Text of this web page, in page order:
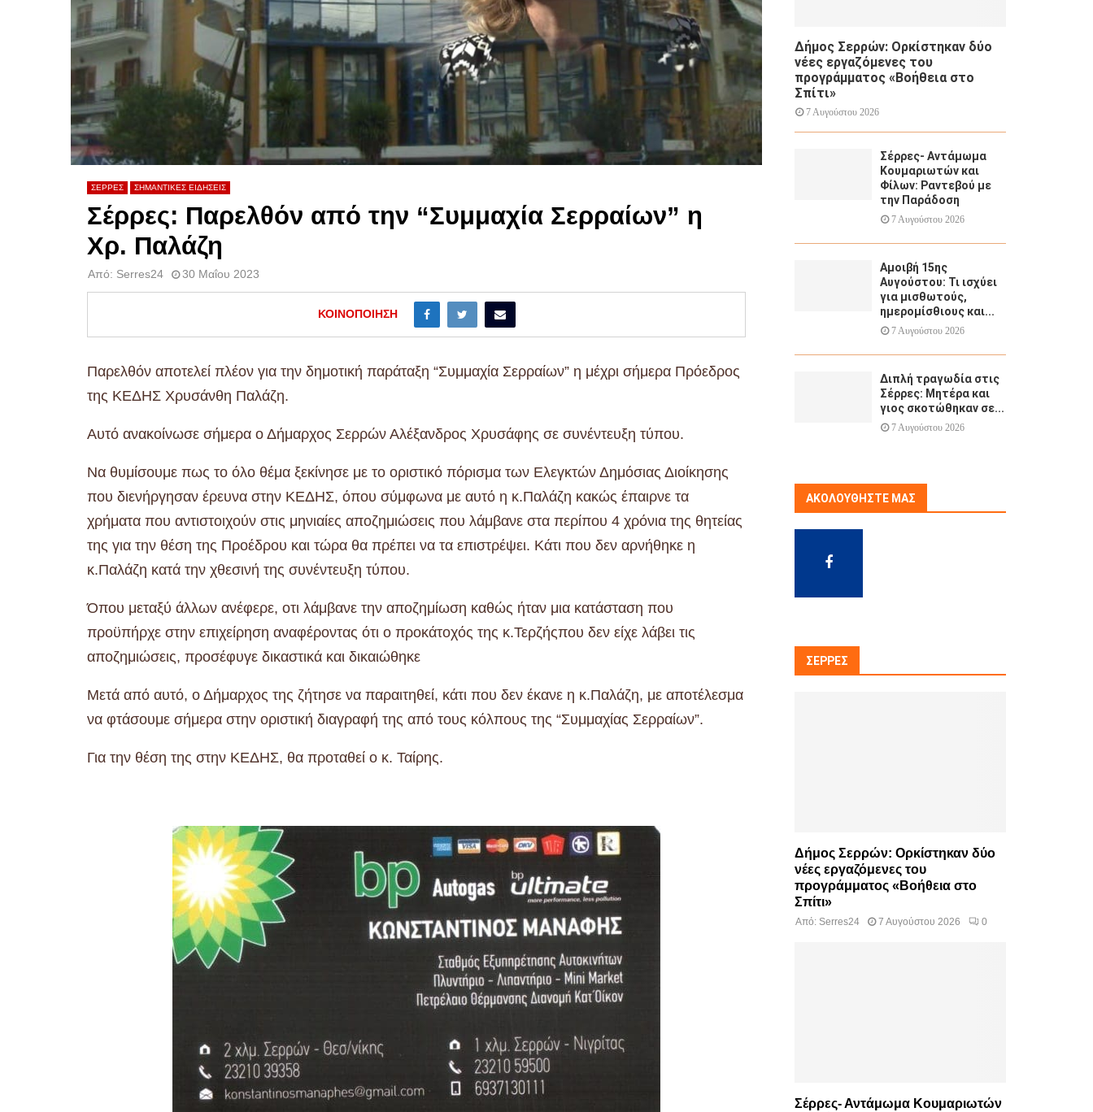
ΣΕΡΡΕΣ ΣΗΜΑΝΤΙΚΕΣ ΕΙΔΗΣΕΙΣ
Σέρρες: Παρελθόν από την “Συμμαχία Σερραίων” η
Χρ. Παλάζη
Από: Serres24 30 Μαΐου 2023
ΚΟΙΝΟΠΟΊΗΣΗ
Παρελθόν αποτελεί πλέον για την δημοτική παράταξη “Συμμαχία Σερραίων” η μέχρι σήμερα Πρόεδρος
της ΚΕΔΗΣ Χρυσάνθη Παλάζη.
Αυτό ανακοίνωσε σήμερα ο Δήμαρχος Σερρών Αλέξανδρος Χρυσάφης σε συνέντευξη τύπου.
Να θυμίσουμε πως το όλο θέμα ξεκίνησε με το οριστικό πόρισμα των Ελεγκτών Δημόσιας Διοίκησης
που διενήργησαν έρευνα στην ΚΕΔΗΣ, όπου σύμφωνα με αυτό η κ.Παλάζη κακώς έπαιρνε τα
χρήματα που αντιστοιχούν στις μηνιαίες αποζημιώσεις που λάμβανε στα περίπου 4 χρόνια της θητείας
της για την θέση της Προέδρου και τώρα θα πρέπει να τα επιστρέψει. Κάτι που δεν αρνήθηκε η
κ.Παλάζη κατά την χθεσινή της συνέντευξη τύπου.
Όπου μεταξύ άλλων ανέφερε, οτι λάμβανε την αποζημίωση καθώς ήταν μια κατάσταση που
προϋπήρχε στην επιχείρηση αναφέροντας ότι ο προκάτοχός της κ.Τερζήςπου δεν είχε λάβει τις
αποζημιώσεις, προσέφυγε δικαστικά και δικαιώθηκε
Μετά από αυτό, ο Δήμαρχος της ζήτησε να παραιτηθεί, κάτι που δεν έκανε η κ.Παλάζη, με αποτέλεσμα
να φτάσουμε σήμερα στην οριστική διαγραφή της από τους κόλπους της “Συμμαχίας Σερραίων”.
Για την θέση της στην ΚΕΔΗΣ, θα προταθεί ο κ. Ταίρης.
Δήμος Σερρών: Ορκίστηκαν δύο
νέες εργαζόμενες του
προγράμματος «Βοήθεια στο
Σπίτι»
7 Αυγούστου 2026
Σέρρες- Αντάμωμα
Κουμαριωτών και
Φίλων: Ραντεβού με
την Παράδοση
7 Αυγούστου 2026
Αμοιβή 15ης
Αυγούστου: Τι ισχύει
για μισθωτούς,
ημερομίσθιους και...
7 Αυγούστου 2026
Διπλή τραγωδία στις
Σέρρες: Μητέρα και
γιος σκοτώθηκαν σε...
7 Αυγούστου 2026
ΑΚΟΛΟΥΘΉΣΤΕ ΜΑΣ
ΣΈΡΡΕΣ
Δήμος Σερρών: Ορκίστηκαν δύο
νέες εργαζόμενες του
προγράμματος «Βοήθεια στο
Σπίτι»
Από: Serres24 7 Αυγούστου 2026 0
Σέρρες- Αντάμωμα Κουμαριωτών